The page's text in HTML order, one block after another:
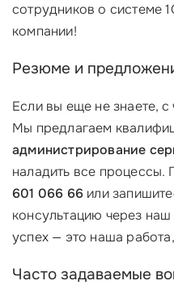
сотрудников о системе
компании!
Резюме и
Если вы еще не знаете, с
Мы предлагаем
администрирование
наладить все процессы.
601 066 66 или
консультацию через
успех — это наша
Часто задаваемые